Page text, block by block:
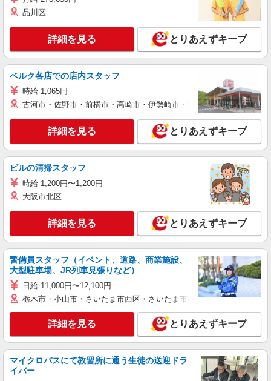
品川区
詳細を見る とりあえずキープ
ベルク各店での店内スタッフ
時給 1,065円
古河市・佐野市・前橋市・高崎市・伊勢崎市・太田市・館林市・藤
詳細を見る とりあえずキープ
ビルの清掃スタッフ
時給 1,200円〜1,200円
大阪市北区
詳細を見る とりあえずキープ
警備員スタッフ（イベント、道路、商業施設、
大型駐車場、JR列車見張りなど）
日給 11,000円〜12,100円
栃木市・小山市・さいたま市西区・さいたま市岩槻区・久喜市・蓮田
詳細を見る とりあえずキープ
マイクロバスにて教習所に通う生徒の送迎ドラ
イバー